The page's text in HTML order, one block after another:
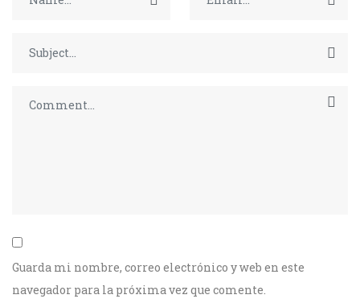
Guarda mi nombre, correo electrónico y web en este
navegador para la próxima vez que comente.